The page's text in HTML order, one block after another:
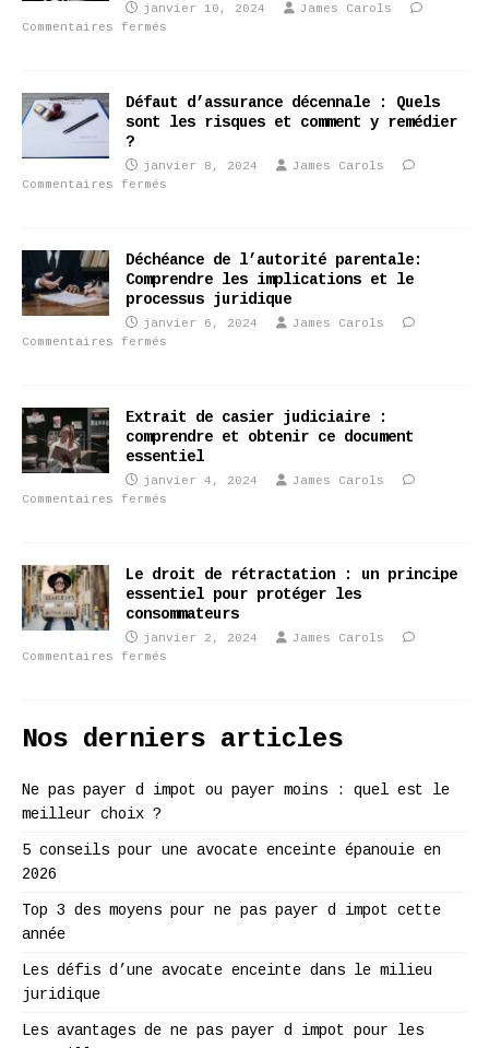
janvier 10, 2024
James Carols
Commentaires fermés
Défaut d’assurance décennale : Quels
sont les risques et comment y remédier
?
janvier 8, 2024
James Carols
Commentaires fermés
Déchéance de l’autorité parentale:
Comprendre les implications et le
processus juridique
janvier 6, 2024
James Carols
Commentaires fermés
Extrait de casier judiciaire :
comprendre et obtenir ce document
essentiel
janvier 4, 2024
James Carols
Commentaires fermés
Le droit de rétractation : un principe
essentiel pour protéger les
consommateurs
janvier 2, 2024
James Carols
Commentaires fermés
Nos derniers articles
Ne pas payer d impot ou payer moins : quel est le
meilleur choix ?
5 conseils pour une avocate enceinte épanouie en
2026
Top 3 des moyens pour ne pas payer d impot cette
année
Les défis d’une avocate enceinte dans le milieu
juridique
Les avantages de ne pas payer d impot pour les